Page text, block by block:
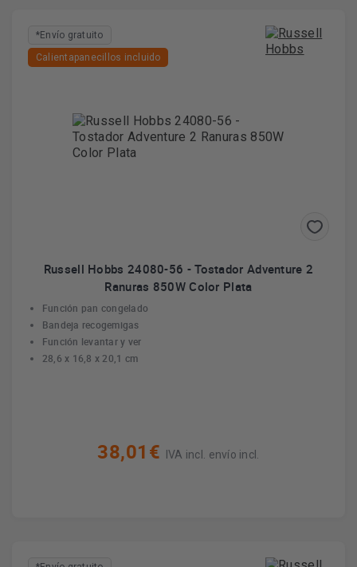
*Envío gratuito
Calientapanecillos incluido
Russell Hobbs 24080-56 - Tostador Adventure 2
Ranuras 850W Color Plata
Función pan congelado
Bandeja recogemigas
Función levantar y ver
28,6 x 16,8 x 20,1 cm
38,01€ IVA incl. envío incl.